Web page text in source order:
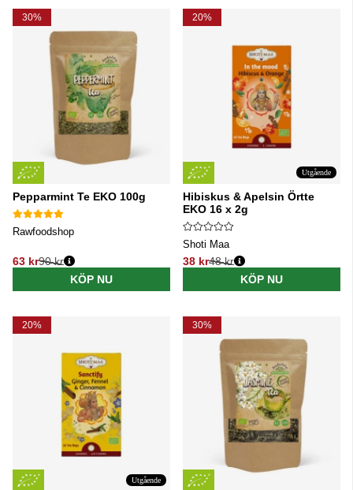
30%
Pepparmint Te EKO 100g
Rawfoodshop
63 kr
Ordinarie pris:
90 kr
KÖP NU
20%
Utgående
Hibiskus & Apelsin Örtte
EKO 16 x 2g
Shoti Maa
38 kr
Ordinarie pris:
48 kr
KÖP NU
20%
Utgående
30%